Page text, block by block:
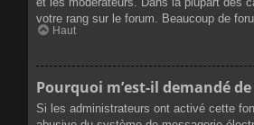
votre rang sur le forum. Beaucoup de
Haut
Pourquoi m’est-il demandé
Si les administrateurs ont activé cette